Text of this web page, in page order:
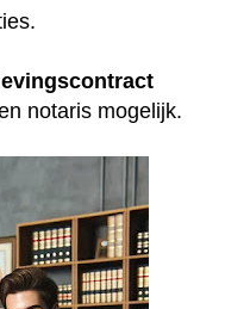
notaris mogelijk.